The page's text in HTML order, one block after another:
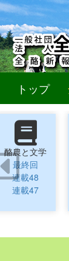
トップ
酪農と文学
最終回
連載48
連載47